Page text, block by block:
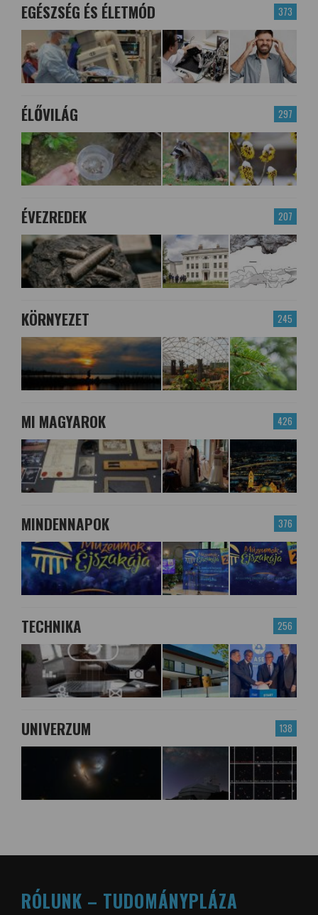
373
EGÉSZSÉG ÉS ÉLETMÓD
297
ÉLŐVILÁG
207
ÉVEZREDEK
245
KÖRNYEZET
426
MI MAGYAROK
376
MINDENNAPOK
256
TECHNIKA
138
UNIVERZUM
RÓLUNK – TUDOMÁNYPLÁZA